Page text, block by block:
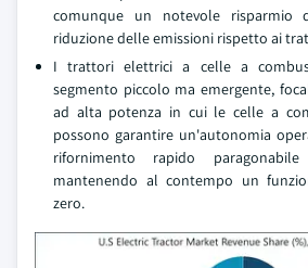
comunque un notevole risparmio
riduzione delle emissioni rispetto ai
I trattori elettrici a celle a
segmento piccolo ma emergente,
ad alta potenza in cui le celle a
possono garantire un'autonomia
rifornimento rapido
mantenendo al contempo un
zero.